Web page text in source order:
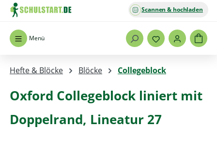
Zum Hauptinhalt springen
Menü
Scannen & hochladen
Hefte & Blöcke Blöcke Collegeblock
Oxford Collegeblock liniert mit
Doppelrand, Lineatur 27